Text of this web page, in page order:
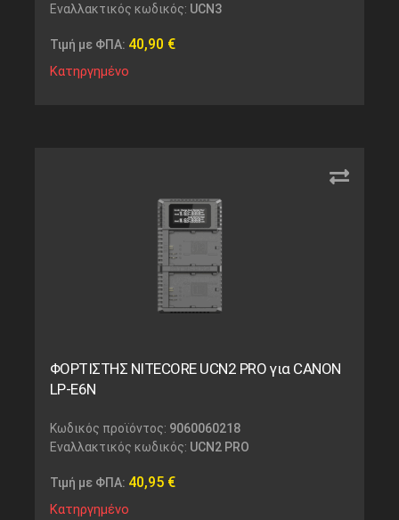
Εναλλακτικός κωδικός: UCN3
Τιμή με ΦΠΑ: 40,90 €
Κατηργημένο
ΦΟΡΤΙΣΤΗΣ NITECORE UCN2 PRO για CANON
LP-E6N
Κωδικός προϊόντος: 9060060218
Εναλλακτικός κωδικός: UCN2 PRO
Τιμή με ΦΠΑ: 40,95 €
Κατηργημένο